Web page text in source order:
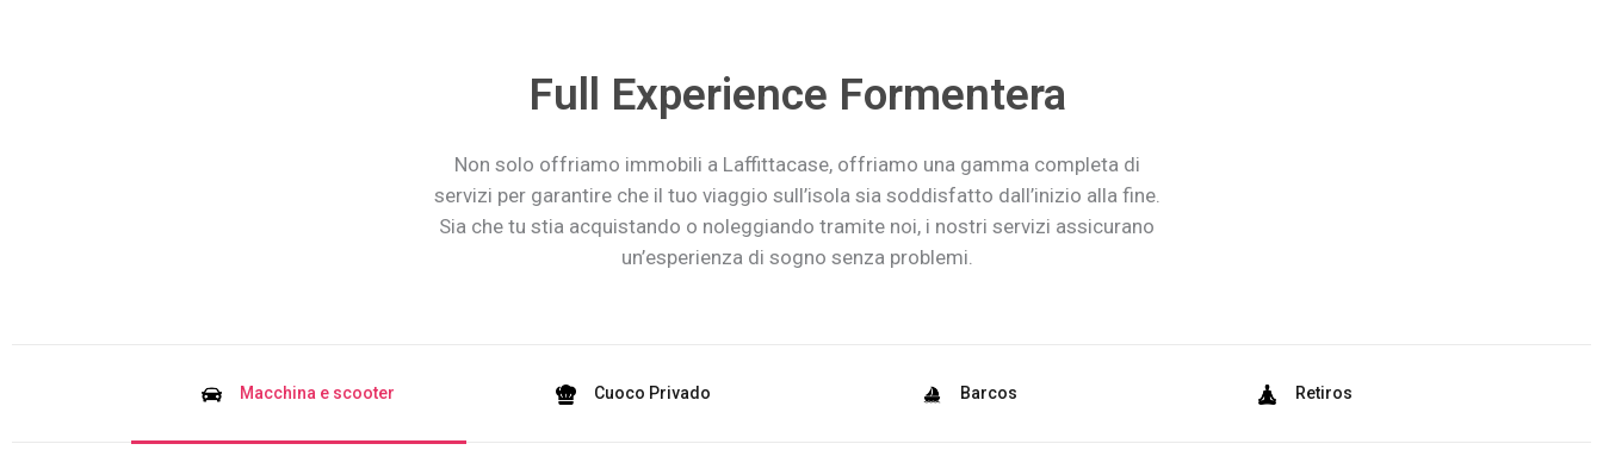
Full Experience Formentera
Non solo offriamo immobili a Laffittacase, offriamo una gamma completa di
servizi per garantire che il tuo viaggio sull’isola sia soddisfatto dall’inizio alla fine.
Sia che tu stia acquistando o noleggiando tramite noi, i nostri servizi assicurano
un’esperienza di sogno senza problemi.
Macchina e scooter Cuoco Privado Barcos Retiros